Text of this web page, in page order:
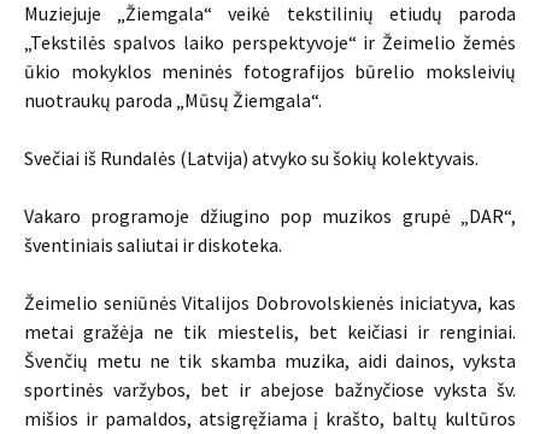
Muziejuje „Žiemgala“ veikė tekstilinių etiudų paroda
„Tekstilės spalvos laiko perspektyvoje“ ir Žeimelio žemės
ūkio mokyklos meninės fotografijos būrelio moksleivių
nuotraukų paroda „Mūsų Žiemgala“.
Svečiai iš Rundalės (Latvija) atvyko su šokių kolektyvais.
Vakaro programoje džiugino pop muzikos grupė „DAR“,
šventiniais saliutai ir diskoteka.
Žeimelio seniūnės Vitalijos Dobrovolskienės iniciatyva, kas
metai gražėja ne tik miestelis, bet keičiasi ir renginiai.
Švenčių metu ne tik skamba muzika, aidi dainos, vyksta
sportinės varžybos, bet ir abejose bažnyčiose vyksta šv.
mišios ir pamaldos, atsigręžiama į krašto, baltų kultūros